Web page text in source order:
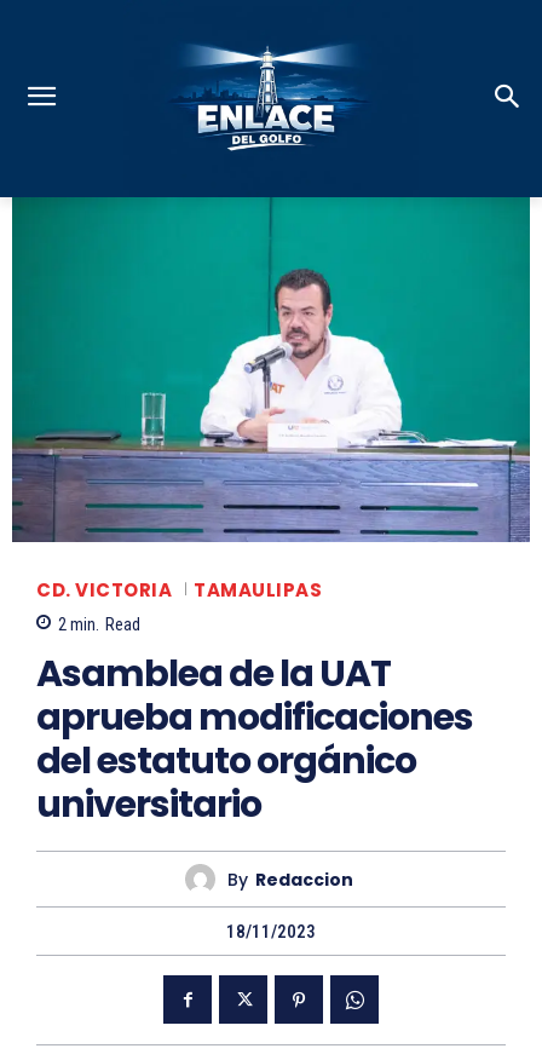
CD. VICTORIA TAMAULIPAS
2min. Read
Asamblea de la UAT
aprueba modificaciones
del estatuto orgánico
universitario
By Redaccion
18/11/2023